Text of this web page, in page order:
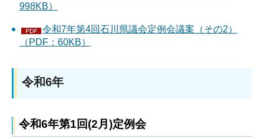
998KB）
令和7年第4回石川県議会定例会議案（その2）
（PDF：60KB）
令和6年
令和6年第1回(2月)定例会